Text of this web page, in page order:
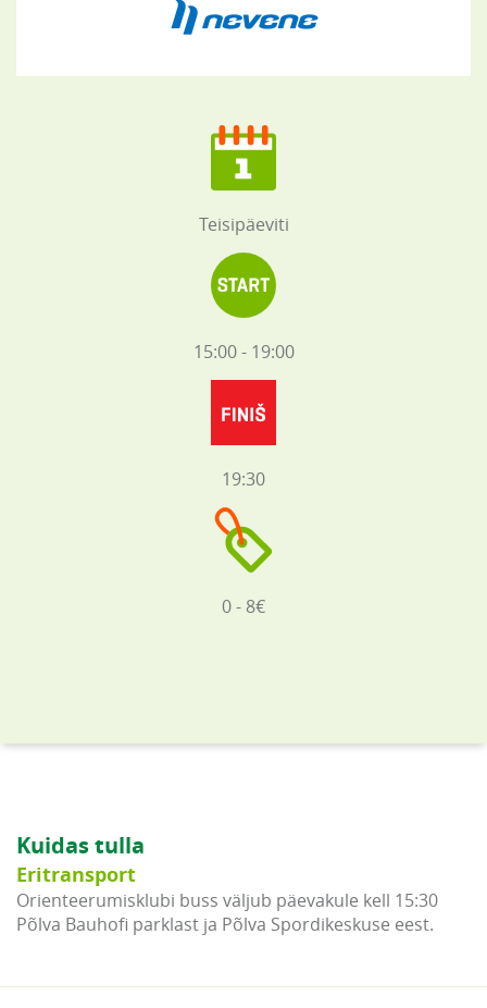
Teisipäeviti
15:00 - 19:00
19:30
0 - 8€
Kuidas tulla
Eritransport
Orienteerumisklubi buss väljub päevakule kell 15:30
Põlva Bauhofi parklast ja Põlva Spordikeskuse eest.